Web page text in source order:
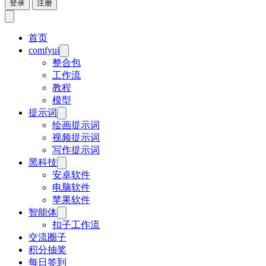
登录 注册
首页
comfyui
整合包
工作流
教程
模型
提示词
绘画提示词
视频提示词
写作提示词
黑科技
安卓软件
电脑软件
苹果软件
智能体
扣子工作流
交流圈子
积分抽奖
每日签到